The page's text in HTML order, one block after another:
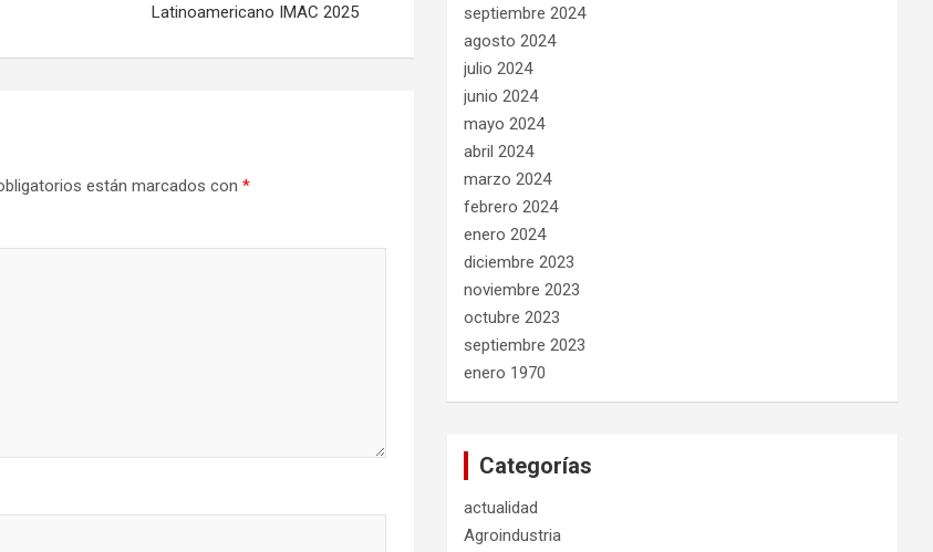
Latinoamericano IMAC 2025
están marcados con *
septiembre 2024
agosto 2024
julio 2024
junio 2024
mayo 2024
abril 2024
marzo 2024
febrero 2024
enero 2024
diciembre 2023
noviembre 2023
octubre 2023
septiembre 2023
enero 1970
Categorías
actualidad
Agroindustria